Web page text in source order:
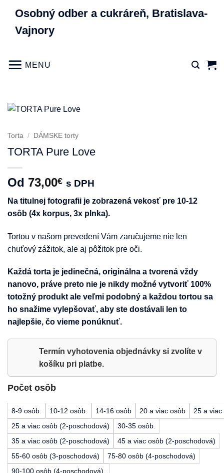
content
Osobný odber a cukráreň, Bratislava-
Vajnory
MENU
Torta / DÁMSKE torty
TORTA Pure Love
Od 73,00€ s DPH
Na titulnej fotografii je zobrazená vekosť pre 10-12
osôb (4x korpus, 3x plnka).
Tortou v našom prevedení Vám zaručujeme nie len
chuťový zážitok, ale aj pôžitok pre oči.
Každá torta je jedinečná, originálna a tvorená vždy
nanovo, práve preto nie je nikdy možné vytvoriť 100%
totožný produkt ale veľmi podobný a každou tortou sa
ho snažime vylepšovať, aby ste dostávali len to
najlepšie, čo vieme ponúknuť.
Termín vyhotovenia objednávky si zvolíte v
košíku pri platbe.
Počet osôb
8-9 osôb. 10-12 osôb. 14-16 osôb 20 a viac osôb
25 a viac
25 a viac osôb (2-poschodová)
30-35 osôb.
35 a viac osôb (2-poschodová)
45 a viac osôb (2-poschodová)
55-60 osôb (3-poschodová)
75-80 osôb (4-poschodová)
90-100 osôb (4-poschodová).